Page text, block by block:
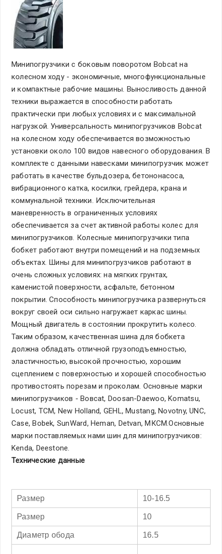
Минипогрузчики с боковым поворотом Bobcat на
колесном ходу - экономичные, многофункциональные
и компактные рабочие машины. Выносливость данной
техники выражается в способности работать
практически при любых условиях и с максимальной
нагрузкой. Универсальность минипогрузчиков Bobcat
на колесном ходу обеспечивается возможностью
установки около 100 видов навесного оборудования. В
комплекте с данными навесками минипогрузчик может
работать в качестве бульдозера, бетононасоса,
вибрационного катка, косилки, грейдера, крана и
коммунальной техники. Исключительная
маневренность в ограниченных условиях
обеспечивается за счет активной работы колес для
минипогрузчиков. Колесные минипогрузчики типа
бобкет работают внутри помещений и на подземных
объектах. Шины для минипогрузчиков работают в
очень сложных условиях: на мягких грунтах,
каменистой поверхности, асфальте, бетонном
покрытии. Способность минипогрузчика развернуться
вокруг своей оси сильно нагружает каркас шины.
Мощный двигатель в состоянии прокрутить колесо.
Таким образом, качественная шина для бобкета
должна обладать отличной грузоподъемностью,
эластичностью, высокой прочностью, хорошим
сцеплением с поверхностью и хорошей способностью
противостоять порезам и проколам. Основные марки
минипогрузчиков - Bовсаt, Doosan-Daewoo, Komatsu,
Locust, TCM, New Holland, GEHL, Mustang, Novotny, UNC,
Case, Bobek, SunWard, Heman, Detvan, МКСМ.Основные
марки поставляемых нами шин для минипогрузчиков:
Kenda, Deestone.
Технические данные
Размер 10-16.5
Размер 10
Диаметр обода 16.5